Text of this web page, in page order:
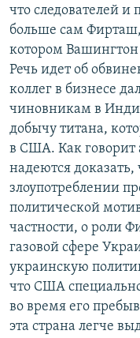
что следователей
больше сам Фирташ,
котором Вашингтон
Речь идет об
коллег в бизнесе
чиновникам в
добычу титана,
в США. Как говорит
надеются
злоупотреблении
политической
частности, о роли
газовой сфере
украинскую
что США
во время его
эта страна легче